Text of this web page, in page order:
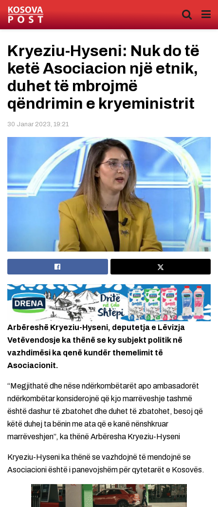
Kryeziu-Hyseni: Nuk do të
ketë Asociacion një etnik,
duhet të mbrojmë
qëndrimin e kryeministrit
30 Janar 2023, 19:21
Arbëreshë Kryeziu-Hyseni, deputetja e Lëvizja
Vetëvendosje ka thënë se ky subjekt politik në
vazhdimësi ka qenë kundër themelimit të
Asociacionit.
“Megjithatë dhe nëse ndërkombëtarët apo ambasadorët
ndërkombëtar konsiderojnë që kjo marrëveshje tashmë
është dashur të zbatohet dhe duhet të zbatohet, besoj që
këtë duhej ta bënin me ata që e kanë nënshkruar
marrëveshjen”, ka thënë Arbëresha Kryeziu-Hyseni
Kryeziu-Hyseni ka thënë se vazhdojnë të mendojnë se
Asociacioni është i panevojshëm për qytetarët e Kosovës.